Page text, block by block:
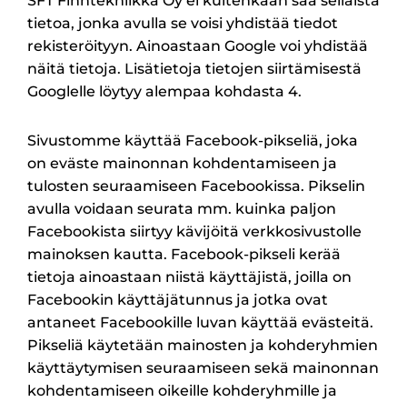
tietoa, jonka avulla se voisi yhdistää tiedot
rekisteröityyn. Ainoastaan Google voi yhdistää
näitä tietoja. Lisätietoja tietojen siirtämisestä
Googlelle löytyy alempaa kohdasta 4.
Sivustomme käyttää Facebook-pikseliä, joka
on eväste mainonnan kohdentamiseen ja
tulosten seuraamiseen Facebookissa. Pikselin
avulla voidaan seurata mm. kuinka paljon
Facebookista siirtyy kävijöitä verkkosivustolle
mainoksen kautta. Facebook-pikseli kerää
tietoja ainoastaan niistä käyttäjistä, joilla on
Facebookin käyttäjätunnus ja jotka ovat
antaneet Facebookille luvan käyttää evästeitä.
Pikseliä käytetään mainosten ja kohderyhmien
käyttäytymisen seuraamiseen sekä mainonnan
kohdentamiseen oikeille kohderyhmille ja